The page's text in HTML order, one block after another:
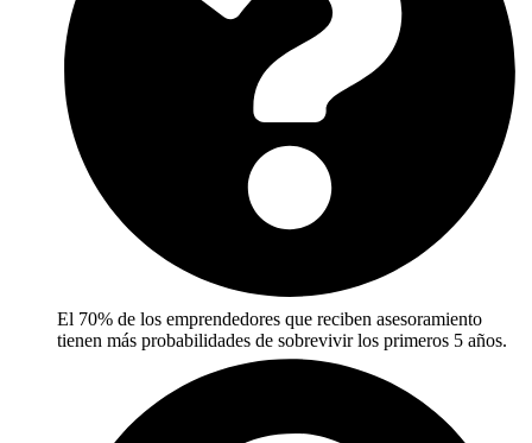
El 70% de los emprendedores que reciben asesoramiento
tienen más probabilidades de sobrevivir los primeros 5 años.